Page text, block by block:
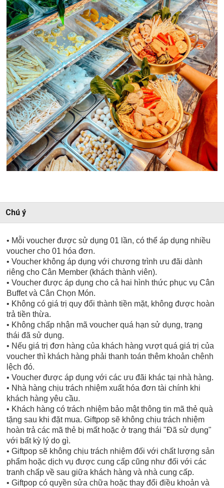
Chú ý
• Mỗi voucher được sử dụng 01 lần, có thể áp dụng nhiều
voucher cho 01 hóa đơn.
• Voucher không áp dụng với chương trình ưu đãi dành
riêng cho Cân Member (khách thành viên).
• Voucher được áp dụng cho cả hai hình thức phục vụ Cân
Buffet và Cân Chọn Món.
• Không có giá trị quy đổi thành tiền mặt, không được hoàn
trả tiền thừa.
• Không chấp nhận mã voucher quá hạn sử dụng, trạng
thái đã sử dụng.
• Nếu giá trị đơn hàng của khách hàng vượt quá giá trị của
voucher thì khách hàng phải thanh toán thêm khoản chênh
lệch đó.
• Voucher được áp dụng với các ưu đãi khác tại nhà hàng.
• Nhà hàng chịu trách nhiệm xuất hóa đơn tài chính khi
khách hàng yêu cầu.
• Khách hàng có trách nhiệm bảo mật thông tin mã thẻ quà
tặng sau khi đặt mua. Giftpop sẽ không chịu trách nhiệm
hoàn trả các mã thẻ bị mất hoặc ở trạng thái "Đã sử dụng"
với bất kỳ lý do gì.
• Giftpop sẽ không chịu trách nhiệm đối với chất lượng sản
phẩm hoặc dịch vụ được cung cấp cũng như đối với các
tranh chấp về sau giữa khách hàng và nhà cung cấp.
• Giftpop có quyền sửa chữa hoặc thay đổi điều khoản và